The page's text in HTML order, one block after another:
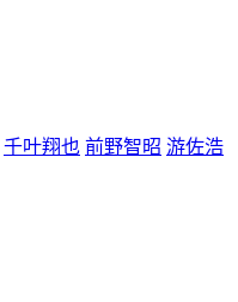
千叶翔也 前野智昭 游佐浩